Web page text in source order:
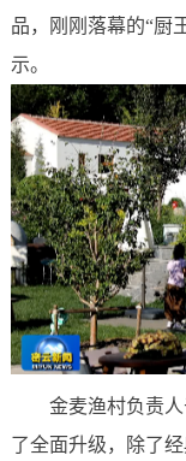
品，刚刚落幕的“厨
示。
金麦渔村负责
了全面升级，除了